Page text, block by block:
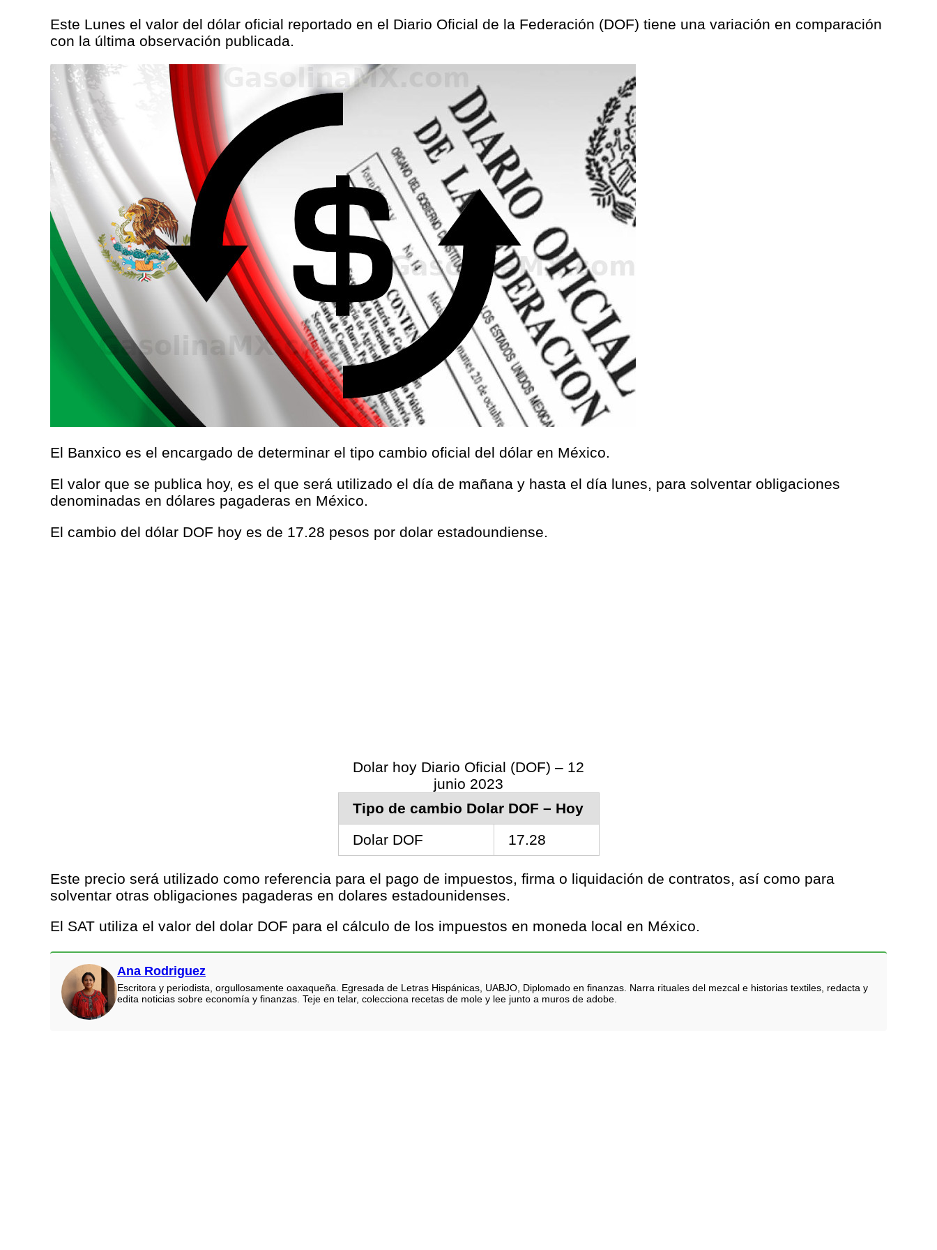
Este Lunes el valor del dólar oficial reportado en el Diario Oficial de la Federación (DOF) tiene una variación en comparación
con la última observación publicada.
El Banxico es el encargado de determinar el tipo cambio oficial del dólar en México.
El valor que se publica hoy, es el que será utilizado el día de mañana y hasta el día lunes, para solventar obligaciones
denominadas en dólares pagaderas en México.
El cambio del dólar DOF hoy es de 17.28 pesos por dolar estadoundiense.
Dolar hoy Diario Oficial (DOF) – 12
junio 2023
Tipo de cambio Dolar DOF – Hoy
Dolar DOF
17.28
Este precio será utilizado como referencia para el pago de impuestos, firma o liquidación de contratos, así como para
solventar otras obligaciones pagaderas en dolares estadounidenses.
El SAT utiliza el valor del dolar DOF para el cálculo de los impuestos en moneda local en México.
Ana Rodriguez
Escritora y periodista, orgullosamente oaxaqueña. Egresada de Letras Hispánicas, UABJO, Diplomado en finanzas. Narra rituales del mezcal e historias textiles, redacta y
edita noticias sobre economía y finanzas. Teje en telar, colecciona recetas de mole y lee junto a muros de adobe.